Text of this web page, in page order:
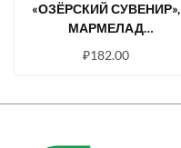
«ОЗЁРСКИЙ СУВЕНИР»,
МАРМЕЛАД
₽182.00